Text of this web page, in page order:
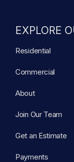
EXPLORE
Residential
Commercial
About
Join Our Team
Get an Estimate
Payments